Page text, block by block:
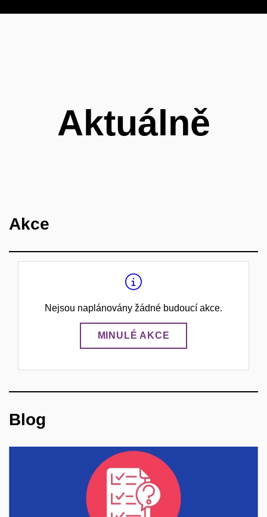
Aktuálně
Akce
Nejsou naplánovány žádné budoucí akce.
MINULÉ AKCE
Blog